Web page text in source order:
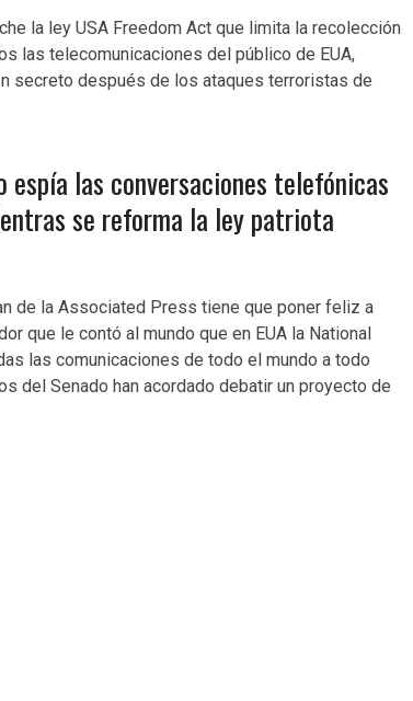
la ley USA Freedom Act que limita la recolección
las telecomunicaciones del público de EUA,
secreto después de los ataques terroristas de
espía las conversaciones telefónicas
se reforma la ley patriota
de la Associated Press tiene que poner feliz a
que le contó al mundo que en EUA la National
las comunicaciones de todo el mundo a todo
del Senado han acordado debatir un proyecto de